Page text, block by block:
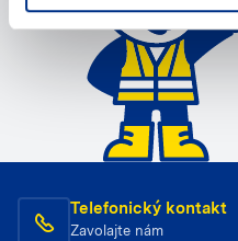
Telefonický kontakt
Zavolajte nám